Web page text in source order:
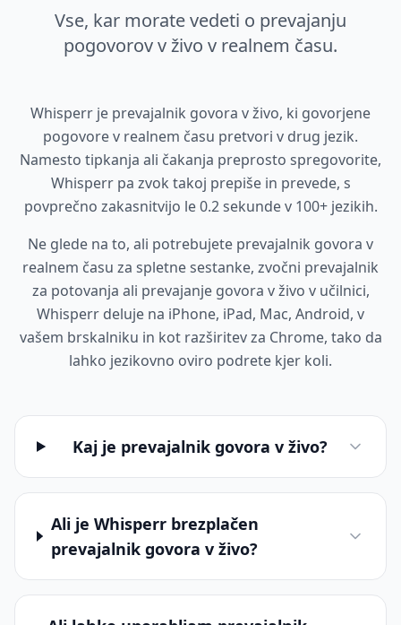
Vse, kar morate vedeti o prevajanju
pogovorov v živo v realnem času.
Whisperr je prevajalnik govora v živo, ki govorjene
pogovore v realnem času pretvori v drug jezik.
Namesto tipkanja ali čakanja preprosto spregovorite,
Whisperr pa zvok takoj prepiše in prevede, s
povprečno zakasnitvijo le 0.2 sekunde v 100+ jezikih.
Ne glede na to, ali potrebujete prevajalnik govora v
realnem času za spletne sestanke, zvočni prevajalnik
za potovanja ali prevajanje govora v živo v učilnici,
Whisperr deluje na iPhone, iPad, Mac, Android, v
vašem brskalniku in kot razširitev za Chrome, tako da
lahko jezikovno oviro podrete kjer koli.
Kaj je prevajalnik govora v živo?
Ali je Whisperr brezplačen
prevajalnik govora v živo?